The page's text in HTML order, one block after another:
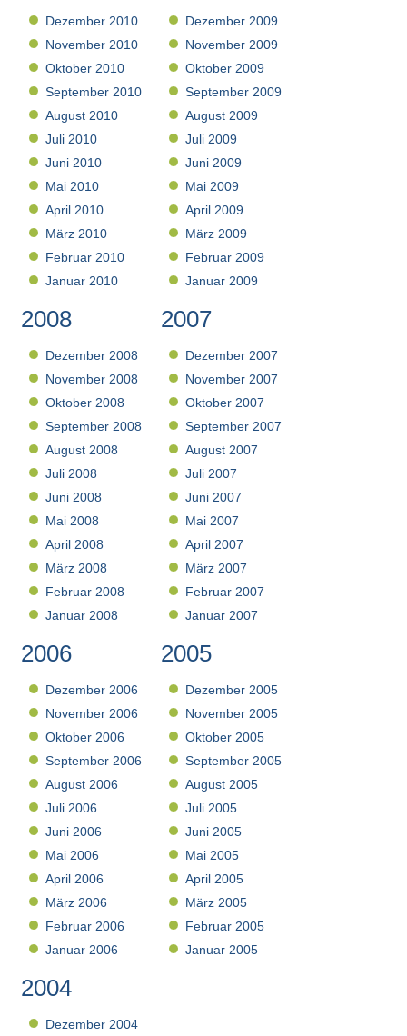
Dezember 2010
November 2010
Oktober 2010
September 2010
August 2010
Juli 2010
Juni 2010
Mai 2010
April 2010
März 2010
Februar 2010
Januar 2010
Dezember 2009
November 2009
Oktober 2009
September 2009
August 2009
Juli 2009
Juni 2009
Mai 2009
April 2009
März 2009
Februar 2009
Januar 2009
2008
Dezember 2008
November 2008
Oktober 2008
September 2008
August 2008
Juli 2008
Juni 2008
Mai 2008
April 2008
März 2008
Februar 2008
Januar 2008
2007
Dezember 2007
November 2007
Oktober 2007
September 2007
August 2007
Juli 2007
Juni 2007
Mai 2007
April 2007
März 2007
Februar 2007
Januar 2007
2006
Dezember 2006
November 2006
Oktober 2006
September 2006
August 2006
Juli 2006
Juni 2006
Mai 2006
April 2006
März 2006
Februar 2006
Januar 2006
2005
Dezember 2005
November 2005
Oktober 2005
September 2005
August 2005
Juli 2005
Juni 2005
Mai 2005
April 2005
März 2005
Februar 2005
Januar 2005
2004
Dezember 2004